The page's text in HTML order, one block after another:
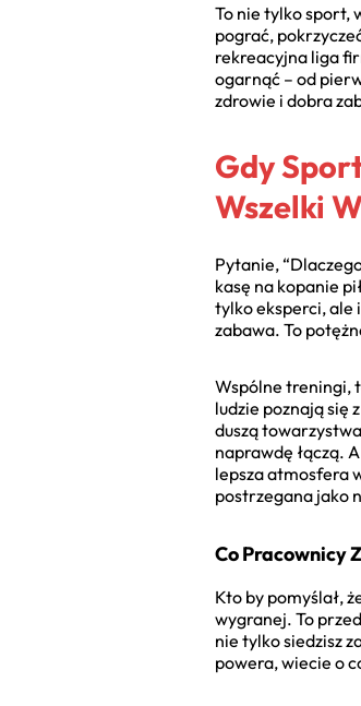
To nie tylko sport,
pograć,
rekreacyjna liga
ogarnąć – od
zdrowie i dobra
Gdy
Wszelki
Pytanie,
kasę na kopanie
tylko eksperci, ale
zabawa. To
Wspólne treningi,
ludzie poznają się
duszą
naprawdę łączą.
lepsza atmosfera
postrzegana jako
Co Pracownicy
Kto by pomyślał,
wygranej. To
nie tylko siedzisz
powera, wiecie o